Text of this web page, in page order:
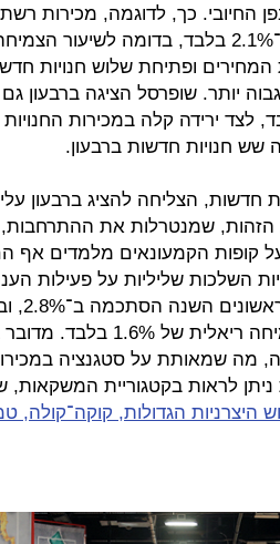
החיובי. כך, לדוגמה, מכירות
רמי לוי שיווק השקמה צמחו ב־2.1% בלבד, בדומה
לאור עליות המחירים ופתיחת שלוש
יותר. שופרסל הציגה ברבעון
שצמחו ב־2.8% בלבד, לצד ירידה קלה במכירות
חנויות חדשות ברבעון.
קופות הקמעונאים מלמדים אף
השלכות שליליות על פעילות
הצמיחה
המחירים, שוק המזון רשם צמיחה
מה שמאותת על סטגנציה
ניתן לראות בקטגוריית המשקאות,
היצרניות הגדולות, קוקה־קולה,